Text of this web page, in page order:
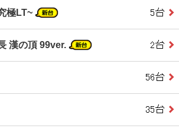
極LT~
漢の頂 99ver.